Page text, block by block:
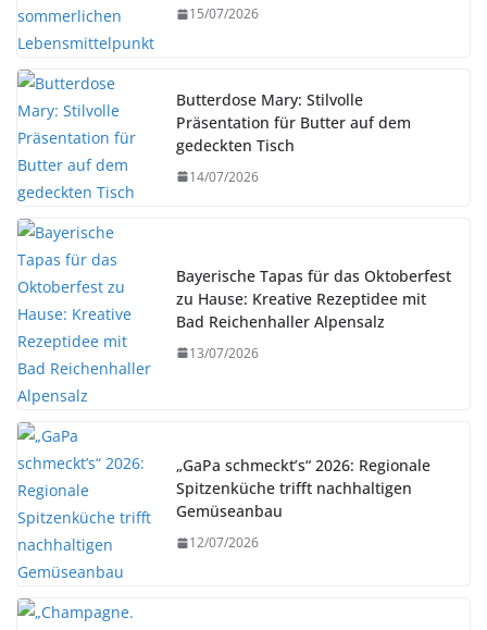
15/07/2026
Butterdose Mary: Stilvolle
Präsentation für Butter auf dem
gedeckten Tisch
14/07/2026
Bayerische Tapas für das Oktoberfest
zu Hause: Kreative Rezeptidee mit
Bad Reichenhaller Alpensalz
13/07/2026
„GaPa schmeckt’s“ 2026: Regionale
Spitzenküche trifft nachhaltigen
Gemüseanbau
12/07/2026